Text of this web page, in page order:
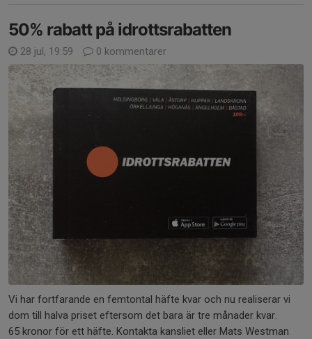
50% rabatt på idrottsrabatten
28 jul, 19:59 0 kommentarer
Vi har fortfarande en femtontal häfte kvar och nu realiserar vi
dom till halva priset eftersom det bara är tre månader kvar.
65 kronor för ett häfte. Kontakta kansliet eller Mats Westman